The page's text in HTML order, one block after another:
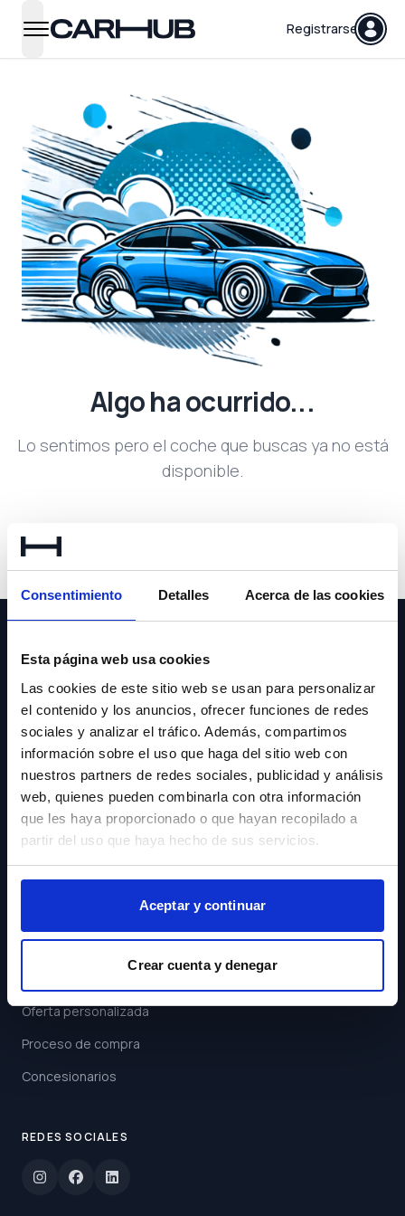
Consentimiento Detalles Acerca de las cookies
Esta página web usa cookies
Las cookies de este sitio web se usan para personalizar
el contenido y los anuncios, ofrecer funciones de redes
sociales y analizar el tráfico. Además, compartimos
información sobre el uso que haga del sitio web con
nuestros partners de redes sociales, publicidad y análisis
web, quienes pueden combinarla con otra información
que les haya proporcionado o que hayan recopilado a
partir del uso que haya hecho de sus servicios.
Aceptar y continuar
Crear cuenta y denegar
open navigation menu
Carhub Registrarse
Algo ha ocurrido...
Lo sentimos pero el coche que buscas ya no está
disponible.
NEWSLETTER
Suscríbete y recibe las últimas novedades y ofertas.
Acepto los
Términos y
Condiciones
Suscribirse
ENLACES
Oferta personalizada
Proceso de compra
Concesionarios
REDES SOCIALES